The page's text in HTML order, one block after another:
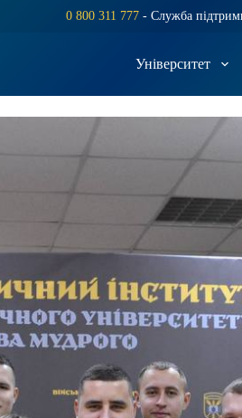
0 800 311 777- Служба
Університет